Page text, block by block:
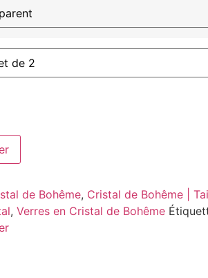
de Bohême, Cristal de Bohême |
, Verres en Cristal de Bohême